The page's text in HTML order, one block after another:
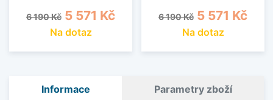
Běžná cena
6 190 Kč Cena
5 571 Kč
Na dotaz
Běžná cena
6 190 Kč Cena
5 571 Kč
Na dotaz
Informace Parametry zboží